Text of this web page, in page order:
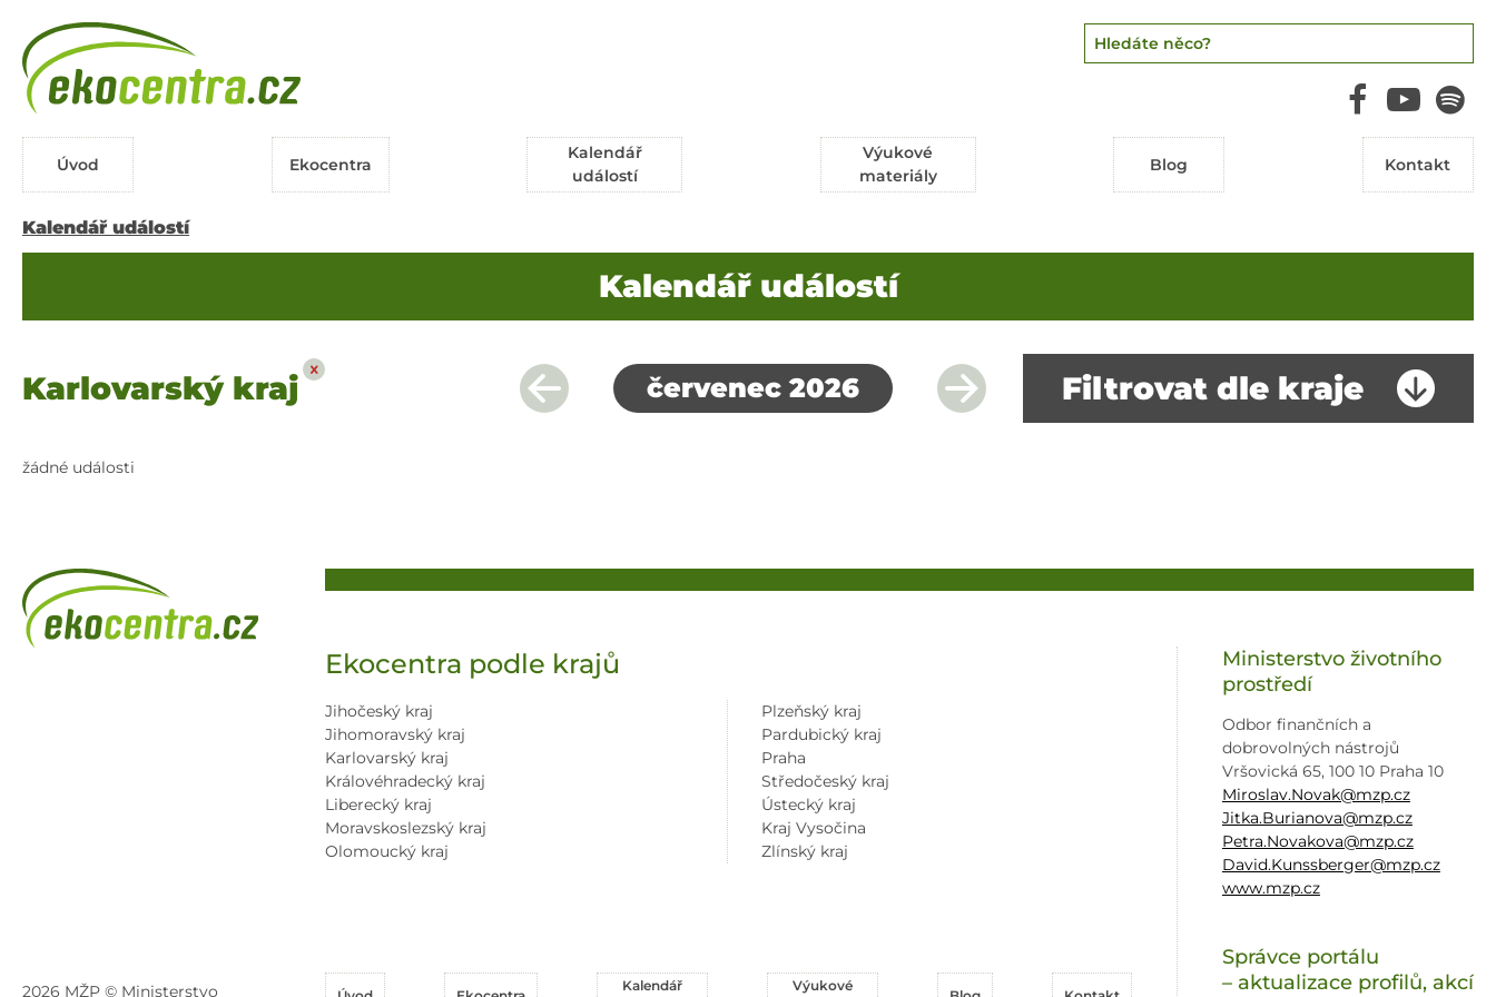
Úvod Ekocentra
Kalendář
událostí
Výukové
materiály
Blog Kontakt
Kalendář událostí
Kalendář událostí
Karlovarský kraj červenec 2026 Filtrovat dle kraje
žádné události
2026 MŽP © Ministerstvo
Ekocentra podle krajů
Jihočeský kraj
Jihomoravský kraj
Karlovarský kraj
Královéhradecký kraj
Liberecký kraj
Moravskoslezský kraj
Olomoucký kraj
Plzeňský kraj
Pardubický kraj
Praha
Středočeský kraj
Ústecký kraj
Kraj Vysočina
Zlínský kraj
Kalendář Výukové
Ministerstvo životního
prostředí
Odbor finančních a
dobrovolných nástrojů
Vršovická 65, 100 10 Praha 10
Miroslav.Novak@mzp.cz
Jitka.Burianova@mzp.cz
Petra.Novakova@mzp.cz
David.Kunssberger@mzp.cz
www.mzp.cz
Správce portálu
– aktualizace profilů, akcí